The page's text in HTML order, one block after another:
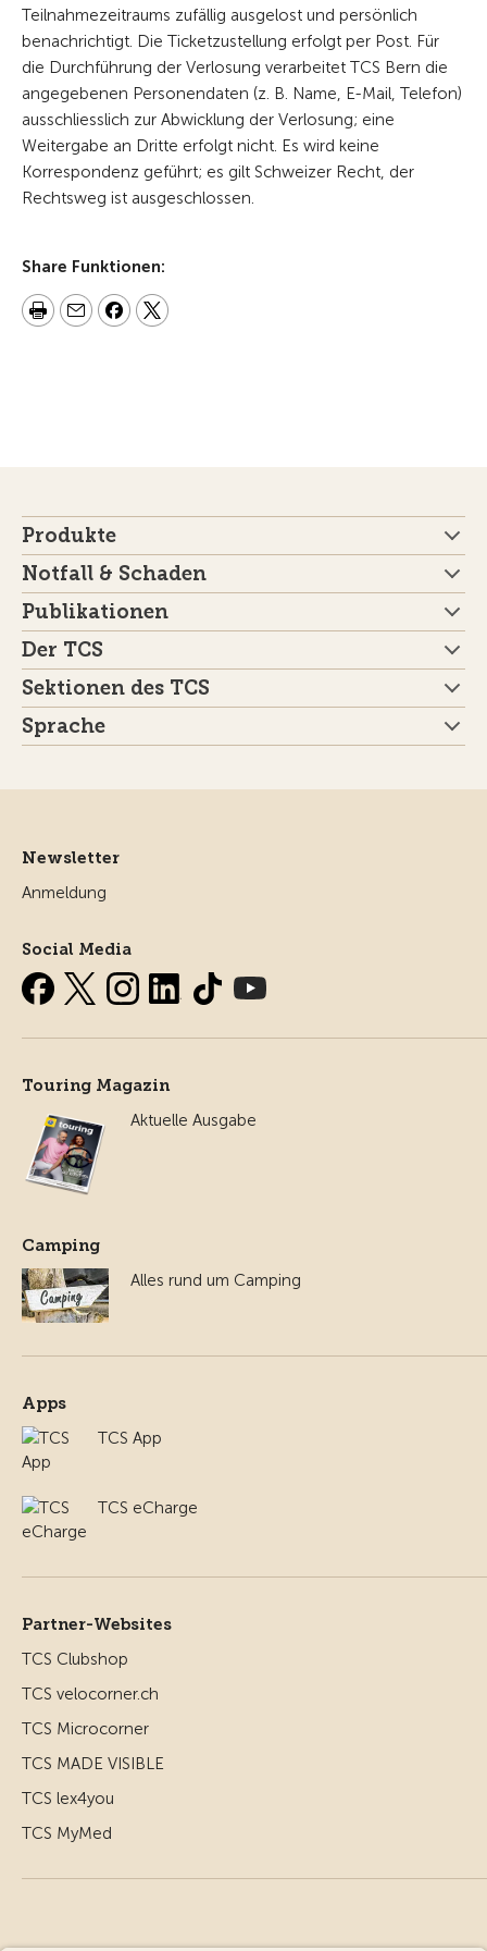
Teilnahmezeitraums zufällig ausgelost und persönlich
benachrichtigt. Die Ticketzustellung erfolgt per Post. Für
die Durchführung der Verlosung verarbeitet TCS Bern die
angegebenen Personendaten (z. B. Name, E-Mail, Telefon)
ausschliesslich zur Abwicklung der Verlosung; eine
Weitergabe an Dritte erfolgt nicht. Es wird keine
Korrespondenz geführt; es gilt Schweizer Recht, der
Rechtsweg ist ausgeschlossen.
Share Funktionen:
Produkte
Notfall & Schaden
Publikationen
Der TCS
Sektionen des TCS
Sprache
Newsletter
Anmeldung
Social Media
Touring Magazin
Aktuelle Ausgabe
Camping
Alles rund um Camping
Apps
TCS App
TCS eCharge
Partner-Websites
TCS Clubshop
TCS velocorner.ch
TCS Microcorner
TCS MADE VISIBLE
TCS lex4you
TCS MyMed